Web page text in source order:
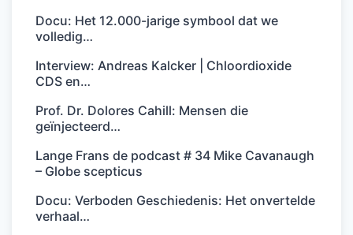
Docu: Het 12.000-jarige symbool dat we
volledig…
Interview: Andreas Kalcker | Chloordioxide
CDS en…
Prof. Dr. Dolores Cahill: Mensen die
geïnjecteerd…
Lange Frans de podcast # 34 Mike Cavanaugh
– Globe scepticus
Docu: Verboden Geschiedenis: Het onvertelde
verhaal…